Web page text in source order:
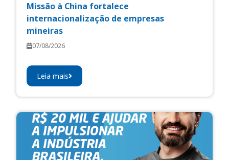
Missão à China fortalece
internacionalização de empresas
mineiras
07/08/2026
Leia mais